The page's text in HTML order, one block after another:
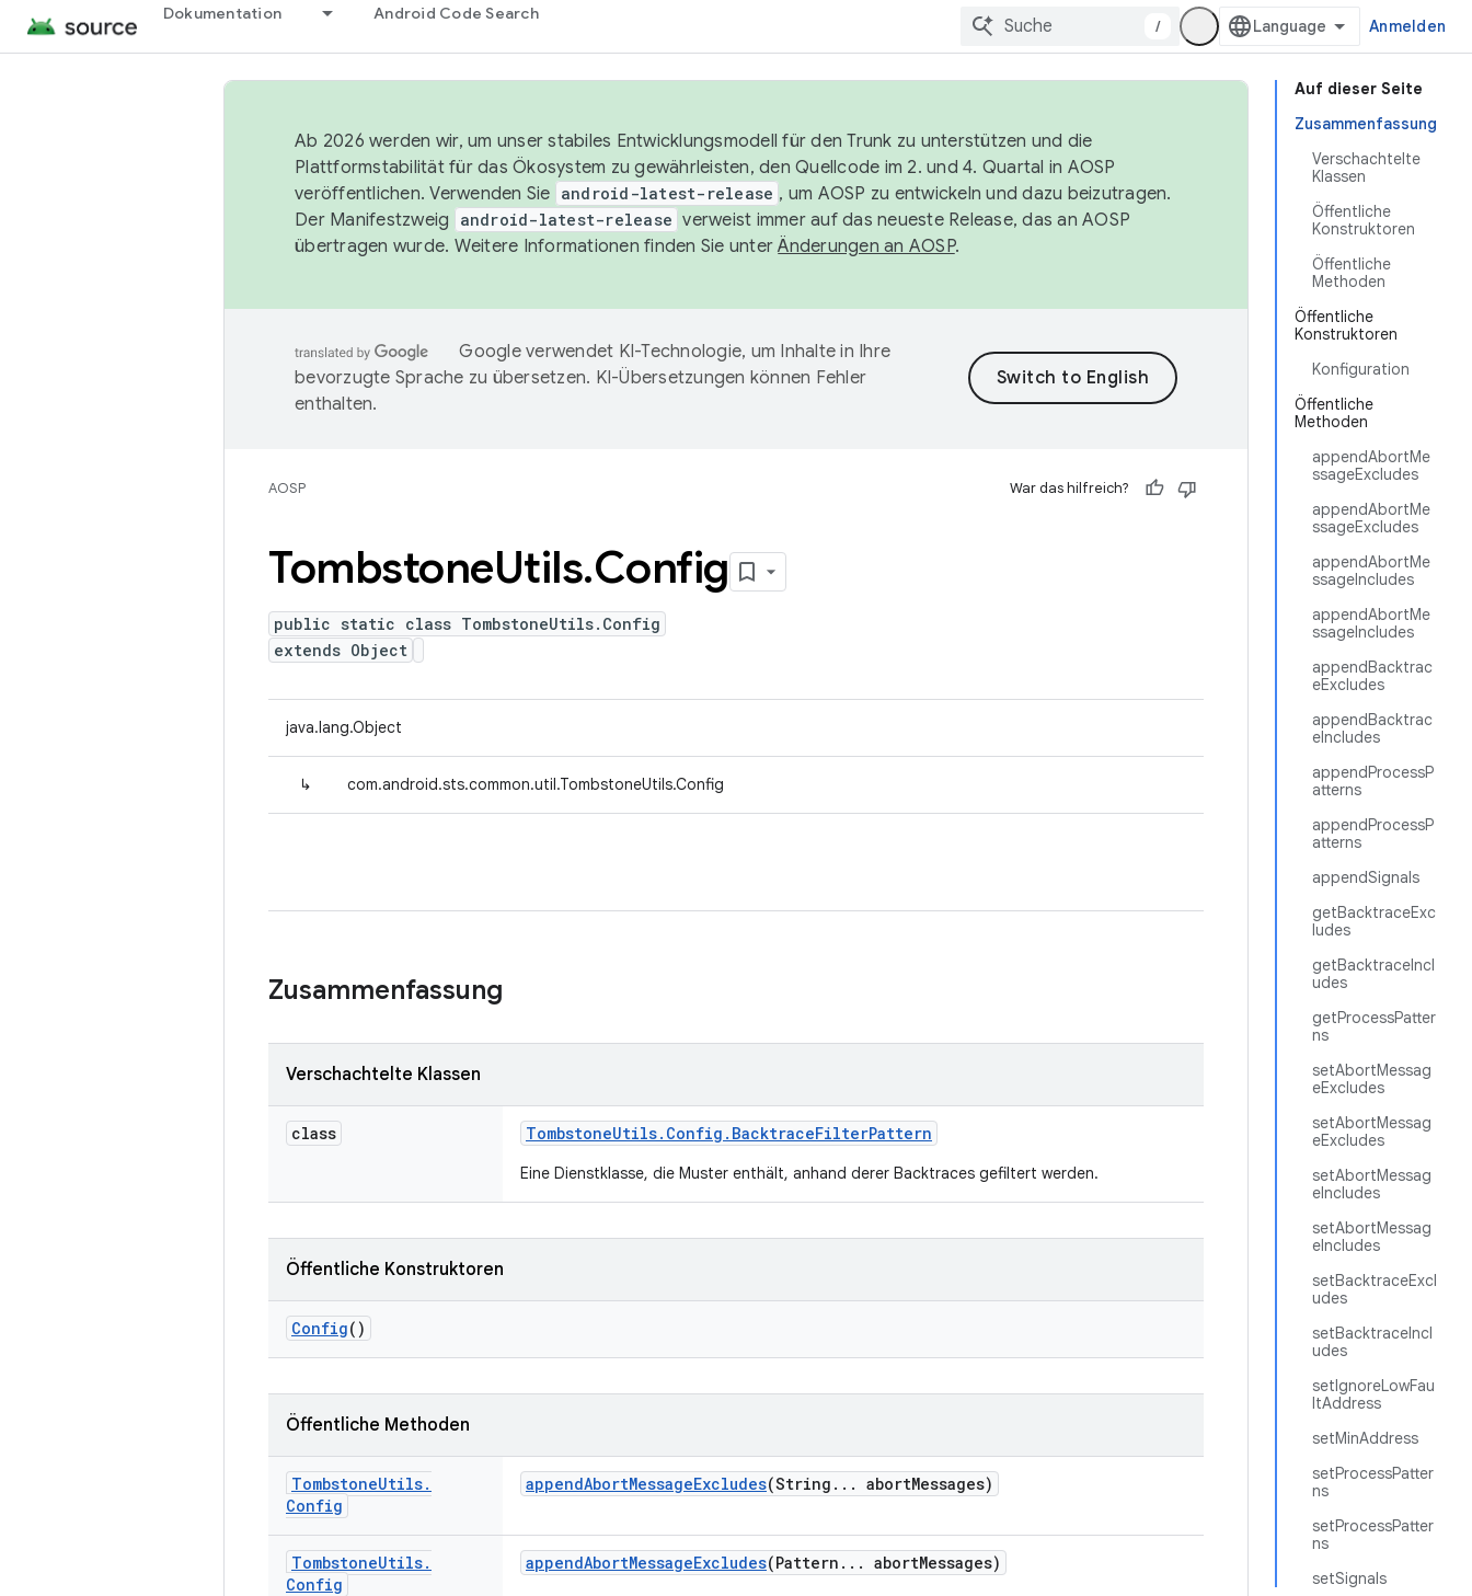
Dokumentation Android Code Search
/ Anmelden
Auf dieser Seite
Zusammenfassung
Verschachtelte
Klassen
Öffentliche
Konstruktoren
Öffentliche
Methoden
Öffentliche
Konstruktoren
Konfiguration
Öffentliche
Methoden
appendAbortMe
ssageExcludes
appendAbortMe
ssageExcludes
appendAbortMe
ssageIncludes
appendAbortMe
ssageIncludes
appendBacktrac
eExcludes
appendBacktrac
eIncludes
appendProcessP
atterns
appendProcessP
atterns
appendSignals
getBacktraceExc
ludes
getBacktraceIncl
udes
getProcessPatter
ns
setAbortMessag
eExcludes
setAbortMessag
eExcludes
setAbortMessag
eIncludes
setAbortMessag
eIncludes
setBacktraceExcl
udes
setBacktraceIncl
udes
setIgnoreLowFau
ltAddress
setMinAddress
setProcessPatter
ns
setProcessPatter
ns
setSignals
Ab 2026 werden wir, um unser stabiles Entwicklungsmodell für den Trunk zu unterstützen und die
Plattformstabilität für das Ökosystem zu gewährleisten, den Quellcode im 2. und 4. Quartal in AOSP
veröffentlichen. Verwenden Sie android-latest-release , um AOSP zu entwickeln und dazu beizutragen.
Der Manifestzweig
android-latest-release verweist immer auf das neueste Release, das an AOSP
übertragen wurde. Weitere Informationen finden Sie unterÄnderungen an AOSP.
Google verwendet KI-Technologie, um Inhalte in Ihre
bevorzugte Sprache zu übersetzen. KI-Übersetzungen können Fehler
enthalten.
AOSP War das hilfreich?
TombstoneUtils.Config
public static class TombstoneUtils.Config
extends Object
java.lang.Object
↳ com.android.sts.common.util.TombstoneUtils.Config
Zusammenfassung
Verschachtelte Klassen
class TombstoneUtils. Config . BacktraceFilterPattern
Eine Dienstklasse, die Muster enthält, anhand derer Backtraces gefiltert werden.
Öffentliche Konstruktoren
Config()
Öffentliche Methoden
TombstoneUtils.
Config
appendAbortMessageExcludes(String . . . abortMessages)
TombstoneUtils.
Config
appendAbortMessageExcludes(Pattern . . . abortMessages)